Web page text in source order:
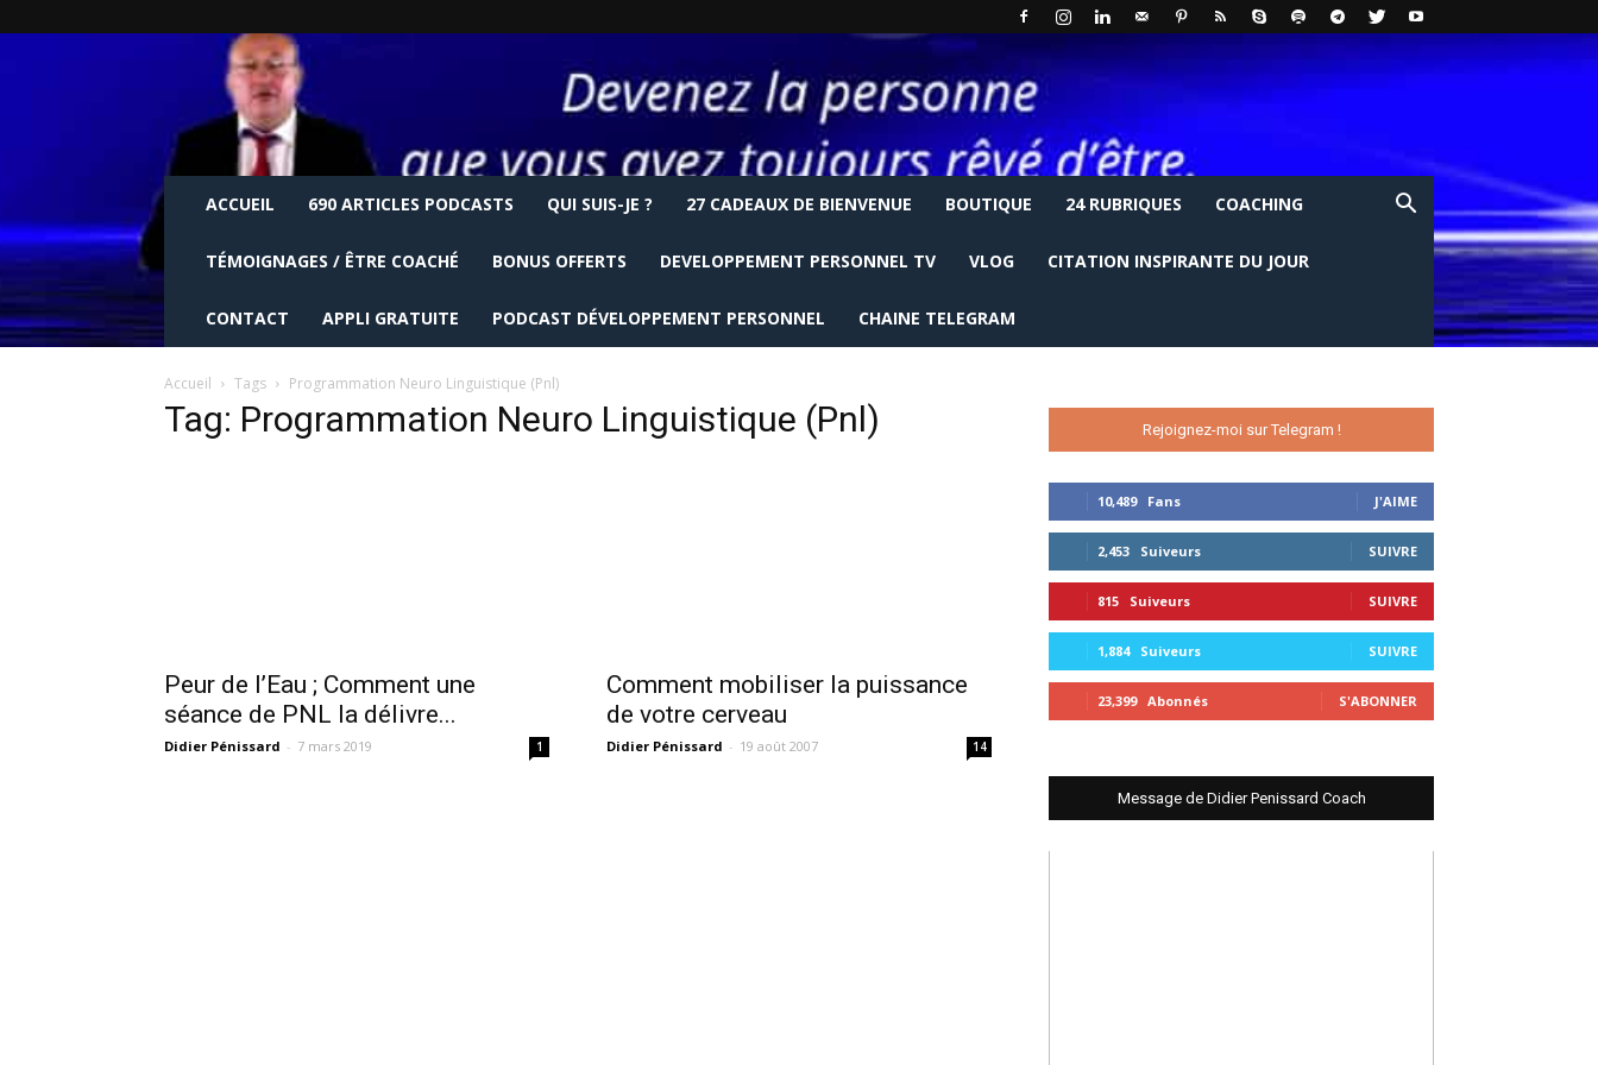
ACCUEIL 690 ARTICLES PODCASTS QUI SUIS-JE ? 27 CADEAUX DE BIENVENUE BOUTIQUE 24 RUBRIQUES COACHING
TÉMOIGNAGES / ÊTRE COACHÉ BONUS OFFERTS DEVELOPPEMENT PERSONNEL TV VLOG CITATION INSPIRANTE DU JOUR
CONTACT APPLI GRATUITE PODCAST DÉVELOPPEMENT PERSONNEL CHAINE TELEGRAM
Accueil Tags Programmation Neuro Linguistique (Pnl)
Tag: Programmation Neuro Linguistique (Pnl)
Peur de l’Eau ; Comment une
séance de PNL la délivre...
Didier Pénissard - 7 mars 2019 1
Comment mobiliser la puissance
de votre cerveau
Didier Pénissard - 19 août 2007 14
Rejoignez-moi sur Telegram !
10,489 Fans J'AIME
2,453 Suiveurs SUIVRE
815 Suiveurs SUIVRE
1,884 Suiveurs SUIVRE
23,399 Abonnés S'ABONNER
Message de Didier Penissard Coach